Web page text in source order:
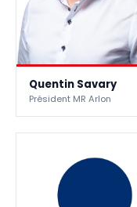
Quentin Savary
Président MR Arlon